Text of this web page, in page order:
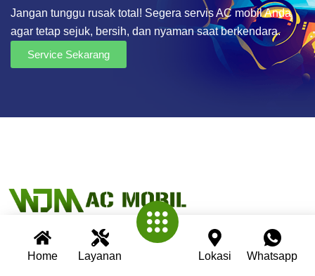
Home Layanan Lokasi Whatsapp
Jangan tunggu rusak total! Segera servis AC mobil Anda
agar tetap sejuk, bersih, dan nyaman saat berkendara.
Service Sekarang
Wijaya AC Mobil adalah bengkel spesialis AC mobil yang